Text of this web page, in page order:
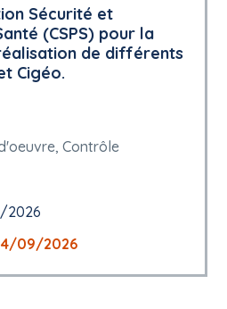
Sécurité et
(CSPS) pour la
de différents
Cigéo.
Contrôle
2026
09/2026